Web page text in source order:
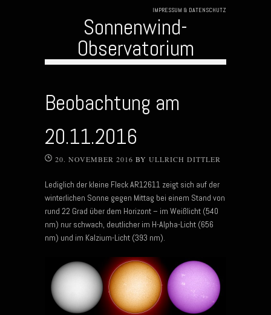
IMPRESSUM & DATENSCHUTZ
Sonnenwind-
Observatorium
Beobachtung am
20.11.2016
20. NOVEMBER 2016 BY ULLRICH DITTLER
Lediglich der kleine Fleck AR12611 zeigt sich auf der
winterlichen Sonne gegen Mittag bei einem Stand von
rund 22 Grad über dem Horizont – im Weißlicht (540
nm) nur schwach, deutlicher im H-Alpha-Licht (656
nm) und im Kalzium-Licht (393 nm).